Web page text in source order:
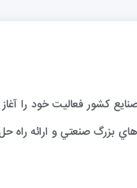
خدمات فني به صنايع كشور
صنعتي و ارائه راه